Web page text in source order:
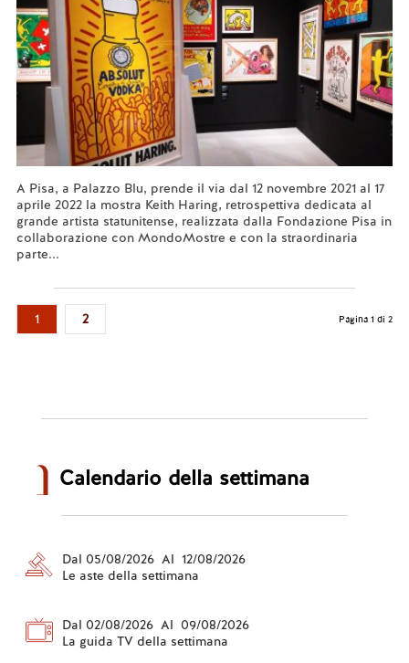
A Pisa, a Palazzo Blu, prende il via dal 12 novembre 2021 al 17
aprile 2022 la mostra Keith Haring, retrospettiva dedicata al
grande artista statunitense, realizzata dalla Fondazione Pisa in
collaborazione con MondoMostre e con la straordinaria
parte...
1 2 Pagina 1 di 2
Calendario della settimana
Dal 05/08/2026 Al 12/08/2026
Le aste della settimana
Dal 02/08/2026 Al 09/08/2026
La guida TV della settimana